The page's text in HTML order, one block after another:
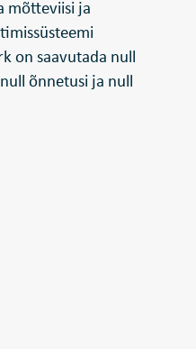
mõtteviisi ja
on saavutada null
õnnetusi ja null